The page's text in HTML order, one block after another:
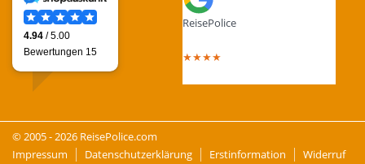
ReisePolice
★★★★
© 2005 - 2026 ReisePolice.com
Impressum
Datenschutzerklärung Erstinformation Widerruf